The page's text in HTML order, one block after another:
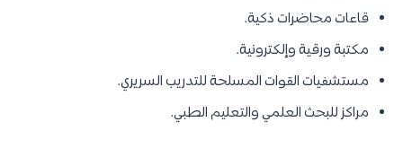
قاعات محاضرات ذكية.
مكتبة ورقية وإلكترونية.
مستشفيات القوات المسلحة للتدريب السريري.
مراكز للبحث العلمي والتعليم الطبي.